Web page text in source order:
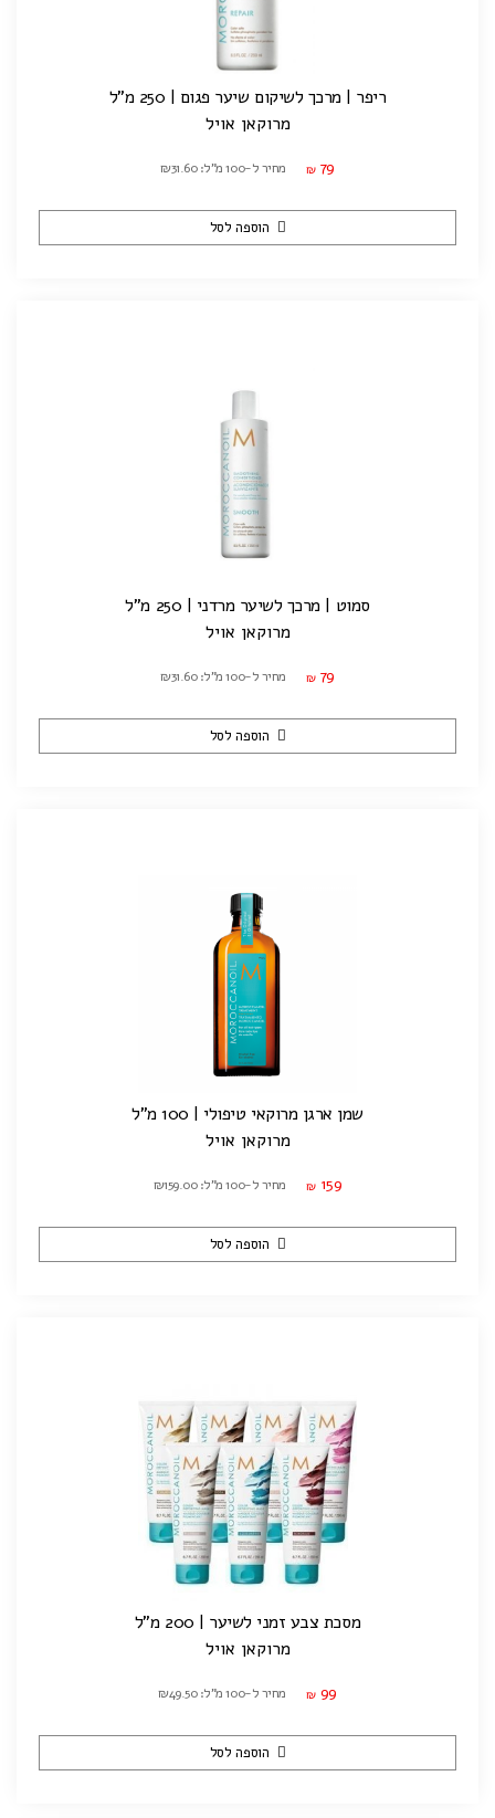
ריפר | מרכך לשיקום שיער פגום | 250 מ"ל
מרוקאן אויל
₪ 79 מחיר ל-100 מ"ל: ₪31.60
הוספה לסל
סמוט | מרכך לשיער מרדני | 250 מ"ל
מרוקאן אויל
₪ 79 מחיר ל-100 מ"ל: ₪31.60
הוספה לסל
שמן ארגן מרוקאי טיפולי | 100 מ"ל
מרוקאן אויל
₪ 159 מחיר ל-100 מ"ל: ₪159.00
הוספה לסל
מסכת צבע זמני לשיער | 200 מ"ל
מרוקאן אויל
₪ 99 מחיר ל-100 מ"ל: ₪49.50
הוספה לסל